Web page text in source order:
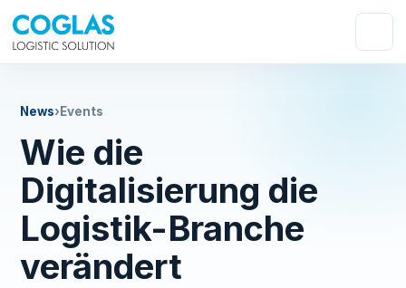
News› Events
Wie die
Digitalisierung die
Logistik-Branche
verändert